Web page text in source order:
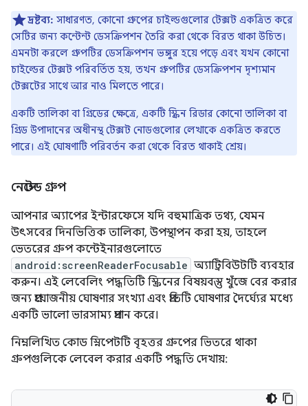
দ্রষ্টব্য: সাধারণত, কোনো গ্রুপের চাইল্ডগুলোর টেক্সট একত্রিত করে
সেটির জন্য কন্টেন্ট ডেসক্রিপশন তৈরি করা থেকে বিরত থাকা উচিত।
এমনটা করলে গ্রুপটির ডেসক্রিপশন ভঙ্গুর হয়ে পড়ে এবং যখন কোনো
চাইল্ডের টেক্সট পরিবর্তিত হয়, তখন গ্রুপটির ডেসক্রিপশন দৃশ্যমান
টেক্সটের সাথে আর নাও মিলতে পারে।
একটি তালিকা বা গ্রিডের ক্ষেত্রে, একটি স্ক্রিন রিডার কোনো তালিকা বা
গ্রিড উপাদানের অধীনস্থ টেক্সট নোডগুলোর লেখাকে একত্রিত করতে
পারে। এই ঘোষণাটি পরিবর্তন করা থেকে বিরত থাকাই শ্রেয়।
নেস্টেড গ্রুপ
আপনার অ্যাপের ইন্টারফেসে যদি বহুমাত্রিক তথ্য, যেমন
উৎসবের দিনভিত্তিক তালিকা, উপস্থাপন করা হয়, তাহলে
ভেতরের গ্রুপ কন্টেইনারগুলোতে
android:screenReaderFocusable অ্যাট্রিবিউটটি ব্যবহার
করুন। এই লেবেলিং পদ্ধতিটি স্ক্রিনের বিষয়বস্তু খুঁজে বের করার
জন্য প্রয়োজনীয় ঘোষণার সংখ্যা এবং প্রতিটি ঘোষণার দৈর্ঘ্যের মধ্যে
একটি ভালো ভারসাম্য প্রদান করে।
নিম্নলিখিত কোড স্নিপেটটি বৃহত্তর গ্রুপের ভিতরে থাকা
গ্রুপগুলিকে লেবেল করার একটি পদ্ধতি দেখায়: